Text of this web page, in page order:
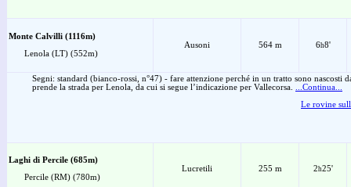
Monte Calvilli (1116m)
Lenola (LT) (552m)
Ausoni 564 m 6h8'
Segni: standard (bianco-rossi, n°47) - fare attenzione perché in un tratto sono nascosti
prende la strada per Lenola, da cui si segue l’indicazione per Vallecorsa.
...Continua...
Le rovine
Laghi di Percile (685m)
Percile (RM) (780m)
Lucretili 255 m 2h25'